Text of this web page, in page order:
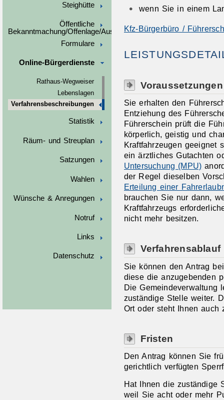
Steighütte
Öffentliche
Bekanntmachung/Offenlage/Ausschreibungen
Formulare
Online-Bürgerdienste
Rathaus-Wegweiser
Lebenslagen
Verfahrensbeschreibungen
Statistik
Räum- und Streuplan
Satzungen
Wahlen
Wünsche & Anregungen
Notruf
Links
Datenschutz
wenn Sie in einem
Kfz-Bürgerbüro /
Voraussetzungen
Sie erhalten den
Entziehung des
Führerschein prüft die
körperlich, geistig und
Kraftfahrzeugen geeignet
ein ärztliches Gutachten
Untersuchung (MPU)
der Regel dieselben
Erteilung einer
brauchen Sie nur dann,
Kraftfahrzeugs erforderli
nicht mehr besitzen.
Verfahrensablauf
Sie können den Antrag
diese die anzugebenden
Die Gemeindeverwaltung
zuständige Stelle weiter.
Ort oder steht Ihnen auch
Fristen
Den Antrag können Sie
gerichtlich verfügten
Hat Ihnen die zuständige
weil Sie acht oder mehr